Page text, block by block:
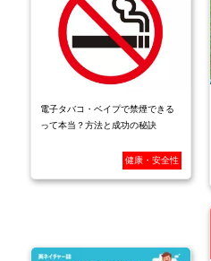
電子タバコ・ベイプで禁煙できる
って本当？方法と成功の秘訣
健康・安全性